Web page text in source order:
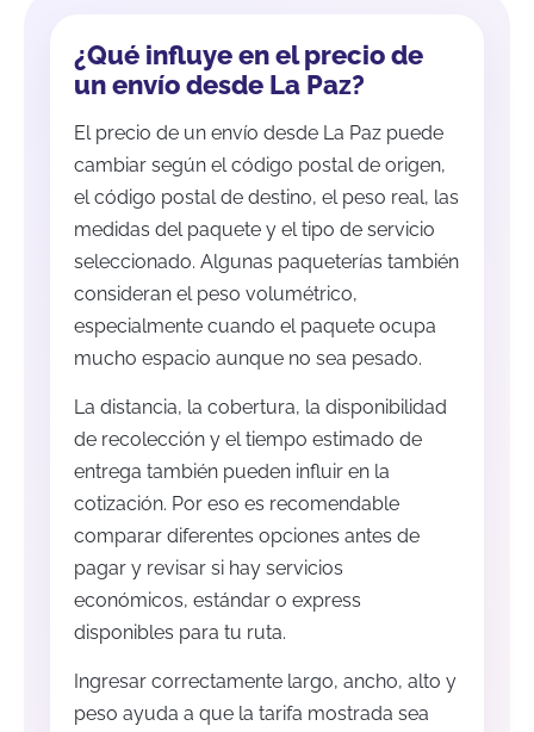
¿Qué influye en el precio de
un envío desde La Paz?
El precio de un envío desde La Paz puede
cambiar según el código postal de origen,
el código postal de destino, el peso real, las
medidas del paquete y el tipo de servicio
seleccionado. Algunas paqueterías también
consideran el peso volumétrico,
especialmente cuando el paquete ocupa
mucho espacio aunque no sea pesado.
La distancia, la cobertura, la disponibilidad
de recolección y el tiempo estimado de
entrega también pueden influir en la
cotización. Por eso es recomendable
comparar diferentes opciones antes de
pagar y revisar si hay servicios
económicos, estándar o express
disponibles para tu ruta.
Ingresar correctamente largo, ancho, alto y
peso ayuda a que la tarifa mostrada sea